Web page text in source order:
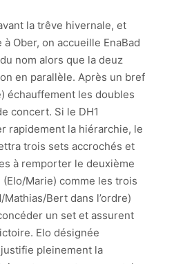
la trêve hivernale, et
Ober, on accueille EnaBad
nom alors que la deuz
en parallèle. Après un bref
échauffement les doubles
concert. Si le DH1
rapidement la hiérarchie, le
trois sets accrochés et
à remporter le deuxième
Marie) comme les trois
Bert dans l’ordre)
un set et assurent
Elo désignée
pleinement la